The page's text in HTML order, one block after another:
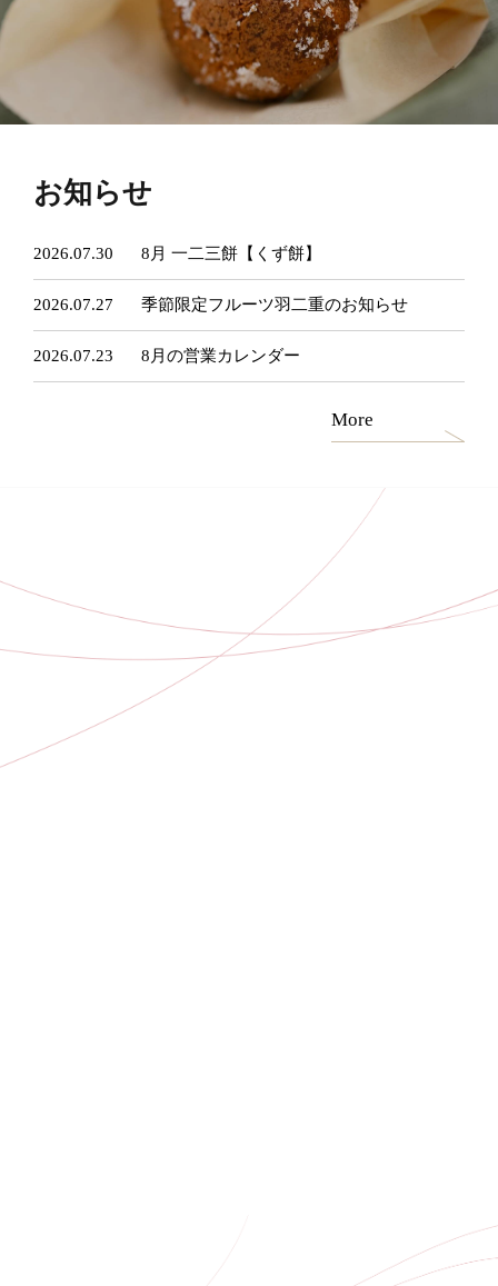
お知らせ
2026.07.30 8月 一二三餅【くず餅】
2026.07.27 季節限定フルーツ羽二重のお知らせ
2026.07.23 8月の営業カレンダー
More